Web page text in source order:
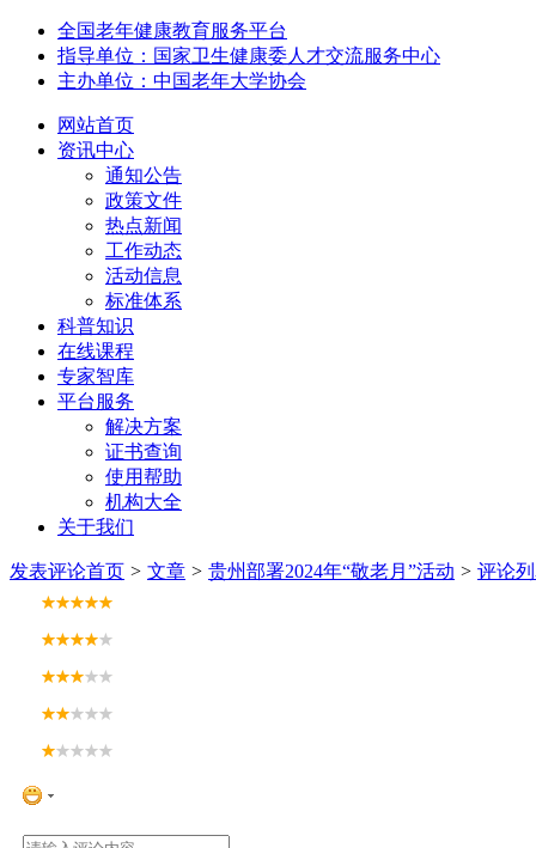
全国老年健康教育服务平台
指导单位：国家卫生健康委人才交流服务中心
主办单位：中国老年大学协会
网站首页
资讯中心
通知公告
政策文件
热点新闻
工作动态
活动信息
标准体系
科普知识
在线课程
专家智库
平台服务
解决方案
证书查询
使用帮助
机构大全
关于我们
发表评论首页 > 文章 > 贵州部署2024年“敬老月”活动 > 评论